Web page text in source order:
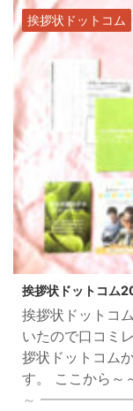
挨拶状ドットコム
挨拶状ドットコム
挨拶状ドットコ
いたので口コミ
拶状ドットコム
す。 ここから～
～